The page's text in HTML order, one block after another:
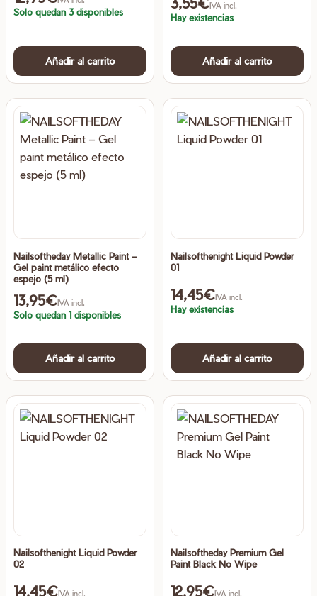
Solo quedan 3 disponibles
Añadir al carrito
IVA incl.
Hay existencias
Añadir al carrito
Nailsoftheday Metallic Paint –
Gel paint metálico efecto
espejo (5 ml)
13,95€IVA incl.
Solo quedan 1 disponibles
Añadir al carrito
Nailsofthenight Liquid Powder
01
14,45€IVA incl.
Hay existencias
Añadir al carrito
Nailsofthenight Liquid Powder
02
14,45€IVA incl.
Nailsoftheday Premium Gel
Paint Black No Wipe
12,95€IVA incl.